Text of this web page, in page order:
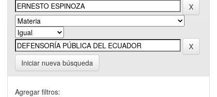
Iniciar nueva búsqueda
Agregar filtros: